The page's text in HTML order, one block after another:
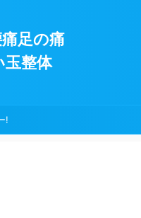
痛足の痛
玉整体
!